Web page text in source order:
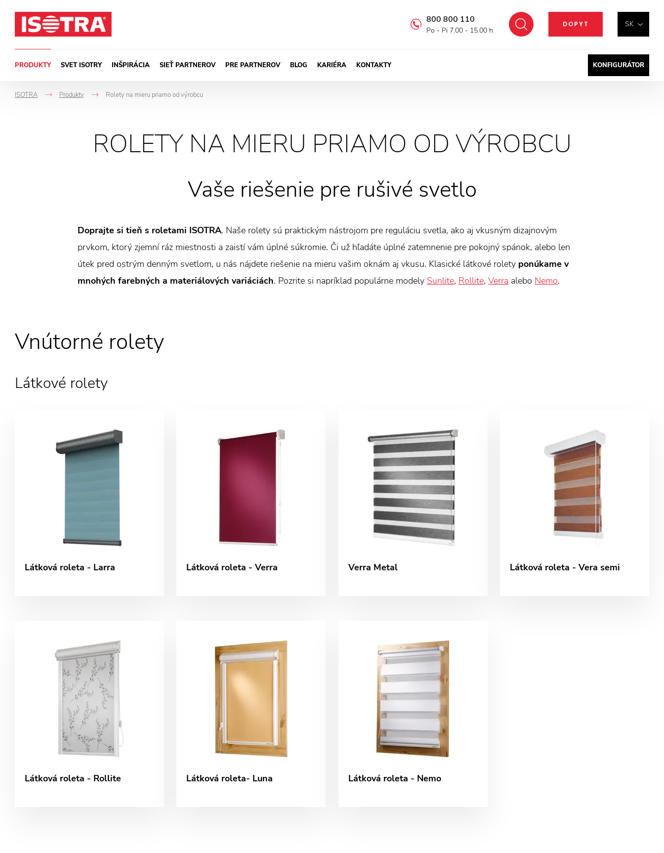
SK
DOPYT
Hľadať
800 800 110
Po - Pi 7.00 - 15.00 h
PRODUKTY SVET ISOTRY INŠPIRÁCIA SIEŤ PARTNEROV PRE PARTNEROV BLOG KARIÉRA KONTAKTY KONFIGURÁTOR
ISOTRA
->
Produkty Rolety na mieru priamo od výrobcu
ROLETY NA MIERU PRIAMO OD VÝROBCU
Vaše riešenie pre rušivé svetlo
Doprajte si tieň s roletami ISOTRA. Naše rolety sú praktickým nástrojom pre reguláciu svetla, ako aj vkusným dizajnovým
prvkom, ktorý zjemní ráz miestnosti a zaistí vám úplné súkromie. Či už hľadáte úplné zatemnenie pre pokojný spánok, alebo len
útek pred ostrým denným svetlom, u nás nájdete riešenie na mieru vašim oknám aj vkusu. Klasické látkové rolety ponúkame v
mnohých farebných a materiálových variáciách. Pozrite si napríklad populárne modely Sunlite, Rollite, Verra alebo Nemo.
Vnútorné rolety
Látkové rolety
Látková roleta - Larra Látková roleta - Verra Verra Metal Látková roleta - Vera semi
Látková roleta - Rollite Látková roleta- Luna Látková roleta - Nemo